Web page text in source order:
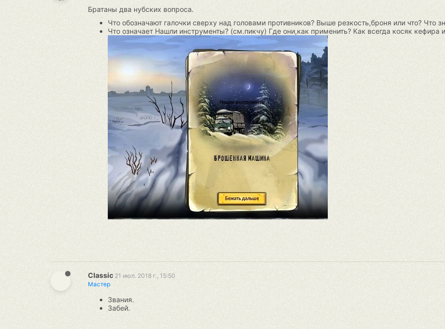
Братаны два нубских вопроса.
Что обозначают галочки сверху над головами противников? Выше резкость,броня или что? Что
Что означает Нашли инструменты? (см.пикчу) Где они,как применить? Как всегда косяк кефира
Classic 21 июл. 2018 г., 15:50
Мастер
Звания.
Забей.